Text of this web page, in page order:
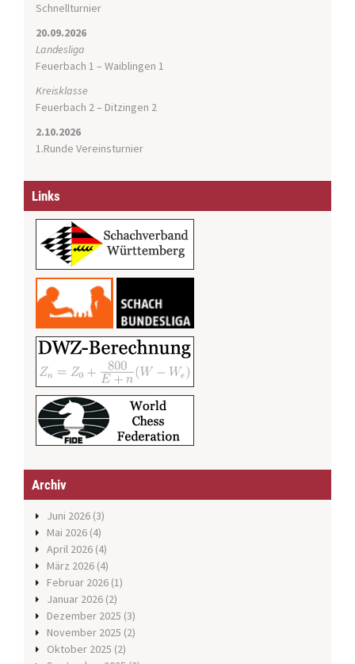
Schnellturnier
20.09.2026
Landesliga
Feuerbach 1 – Waiblingen 1
Kreisklasse
Feuerbach 2 – Ditzingen 2
2.10.2026
1.Runde Vereinsturnier
Links
Archiv
Juni 2026 (3)
Mai 2026 (4)
April 2026 (4)
März 2026 (4)
Februar 2026 (1)
Januar 2026 (2)
Dezember 2025 (3)
November 2025 (2)
Oktober 2025 (2)